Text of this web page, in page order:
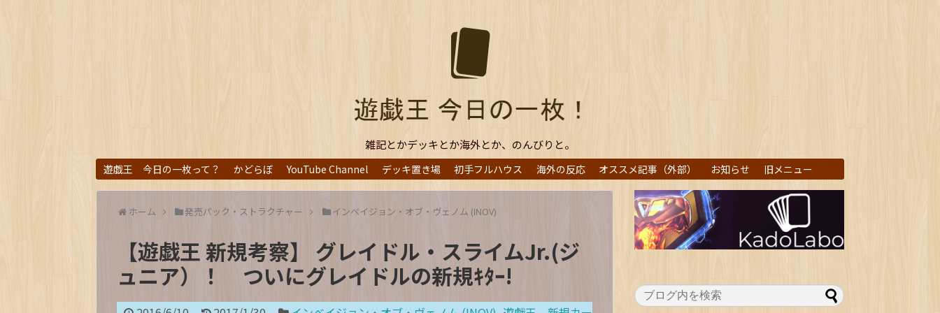
雑記とかデッキとか海外とか、のんびりと。
遊戯王 今日の一枚って？ かどらぼ YouTube Channel デッキ置き場 初手フルハウス 海外の反応 オススメ記事（外部） お知らせ 旧メニュー
ホーム 発売パック・ストラクチャー インベイジョン・オブ・ヴェノム (INOV)
【遊戯王 新規考察】 グレイドル・スライムJr.(ジ
ュニア）！ ついにグレイドルの新規ｷﾀｰ!